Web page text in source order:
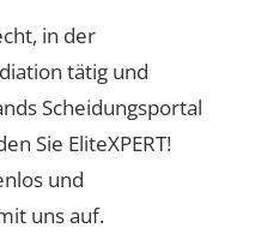
in der
tätig und
Scheidungsportal
Sie EliteXPERT!
und
uns auf.